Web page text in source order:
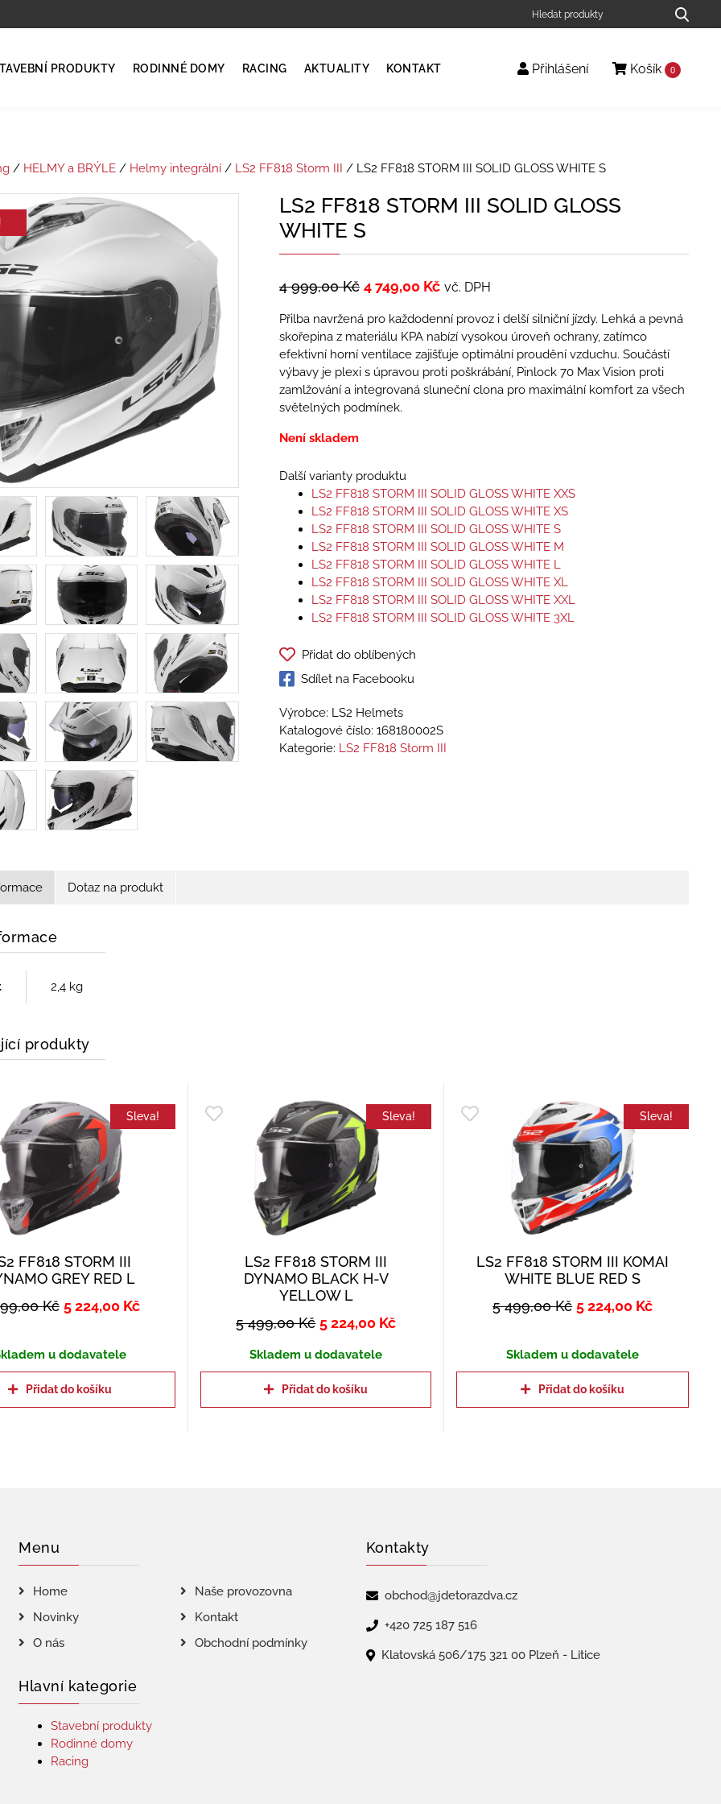
PRODUKTY RODINNÉ DOMY RACING AKTUALITY KONTAKT Přihlášení Košík 0
/ HELMY a BRÝLE/ Helmy integrální/ LS2 FF818 Storm III / LS2 FF818 STORM III SOLID GLOSS WHITE S
LS2 FF818 STORM III SOLID GLOSS
WHITE S
4 999,00Kč 4 749,00 Kč vč. DPH
Přilba navržená pro každodenní provoz i delší silniční jízdy. Lehká a pevná
skořepina z materiálu KPA nabízí vysokou úroveň ochrany, zatímco
efektivní horní ventilace zajišťuje optimální proudění vzduchu. Součástí
výbavy je plexi s úpravou proti poškrábání, Pinlock 70 Max Vision proti
zamlžování a integrovaná sluneční clona pro maximální komfort za všech
světelných podmínek.
Není skladem
Další varianty produktu
LS2 FF818 STORM III SOLID GLOSS WHITE XXS
LS2 FF818 STORM III SOLID GLOSS WHITE XS
LS2 FF818 STORM III SOLID GLOSS WHITE S
LS2 FF818 STORM III SOLID GLOSS WHITE M
LS2 FF818 STORM III SOLID GLOSS WHITE L
LS2 FF818 STORM III SOLID GLOSS WHITE XL
LS2 FF818 STORM III SOLID GLOSS WHITE XXL
LS2 FF818 STORM III SOLID GLOSS WHITE 3XL
Přidat do oblíbených
Sdílet na Facebooku
Výrobce: LS2 Helmets
Katalogové číslo: 168180002S
Kategorie: LS2 FF818 Storm III
Dotaz na produkt
2,4 kg
produkty
Sleva!
FF818 STORM III
GREY RED L
Kč 5 224,00 Kč
u dodavatele
Přidat do košíku
Sleva!
LS2 FF818 STORM III
DYNAMO BLACK H-V
YELLOW L
5 499,00Kč 5 224,00 Kč
Skladem u dodavatele
Přidat do košíku
Sleva!
LS2 FF818 STORM III KOMAI
WHITE BLUE RED S
5 499,00Kč 5 224,00 Kč
Skladem u dodavatele
Přidat do košíku
Menu
Home
Naše provozovna
Novinky
Kontakt
O nás
Obchodní podmínky
Hlavní kategorie
Stavební produkty
Rodinné domy
Racing
Kontakty
obchod@jdetorazdva.cz
+420 725 187 516
Klatovská 506/175 321 00 Plzeň - Litice